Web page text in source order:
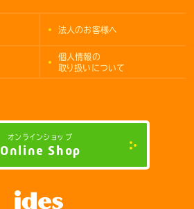
法人のお客様へ
個人情報の
取り扱いについて
オンラインショップ
Online Shop